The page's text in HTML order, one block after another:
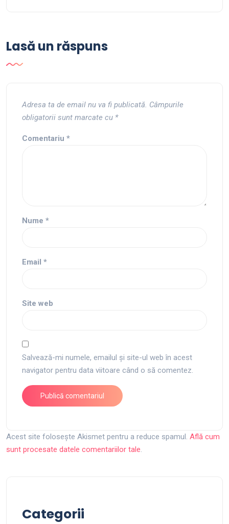
Lasă un răspuns
Adresa ta de email nu va fi publicată. Câmpurile
obligatorii sunt marcate cu *
Comentariu *
Nume *
Email *
Site web
Salvează-mi numele, emailul și site-ul web în acest
navigator pentru data viitoare când o să comentez.
Acest site folosește Akismet pentru a reduce spamul. Află cum
sunt procesate datele comentariilor tale.
Categorii